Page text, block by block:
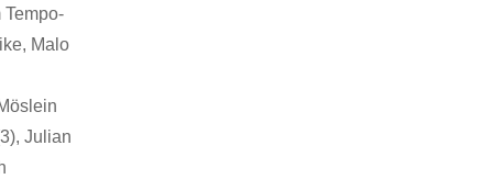
Malo
Julian